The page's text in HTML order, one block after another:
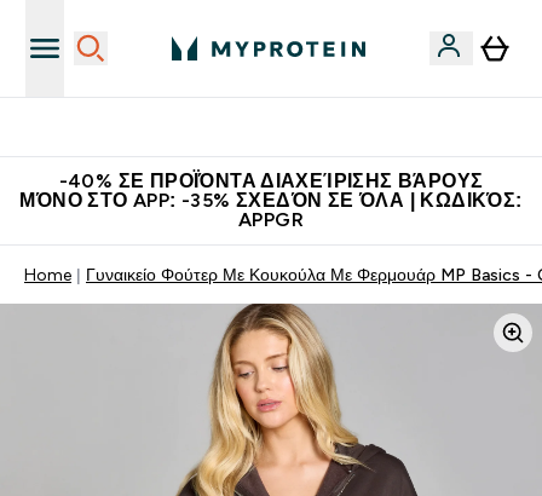
-40% ΣΕ ΠΡΟΪΌΝΤΑ ΔΙΑΧΕΊΡΙΣΗΣ ΒΆΡΟΥΣ
ΜΌΝΟ ΣΤΟ APP: -35% ΣΧΕΔΌΝ ΣΕ ΌΛΑ | ΚΩΔΙΚΌΣ:
APPGR
Home Γυναικείο Φούτερ Με Κουκούλα Με Φερμουάρ MP Basics -